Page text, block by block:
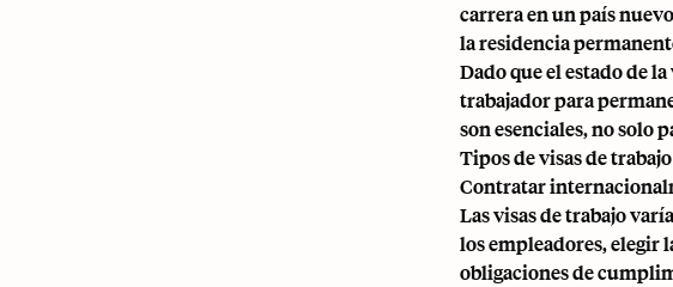
carrera en un país
la residencia
Dado que el estado de
trabajador para
son esenciales, no solo
Tipos de visas de
Contratar
Las visas de trabajo
los empleadores, elegir
obligaciones de